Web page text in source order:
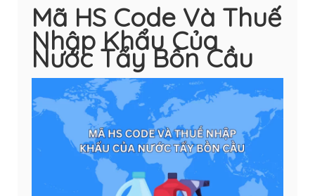
Mã HS Code Và Thuế
Nhập Khẩu Của
Nước Tẩy Bồn Cầu